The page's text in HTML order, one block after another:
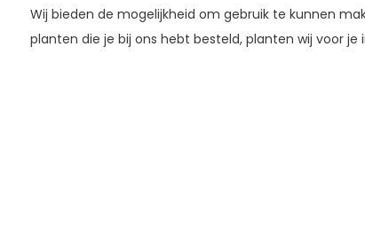
Wij bieden de mogelijkheid om gebruik te kunnen
planten die je bij ons hebt besteld, planten wij voor je